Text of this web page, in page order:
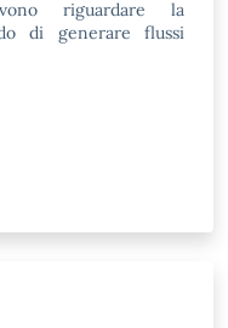
riguardare la
di generare flussi